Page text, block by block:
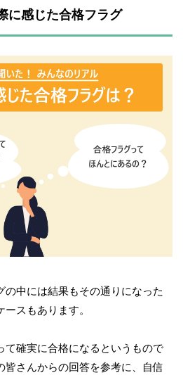
に感じた合格フラグ
中には結果もその通りになった
スもあります。
て確実に合格になるというもので
皆さんからの回答を参考に、自信